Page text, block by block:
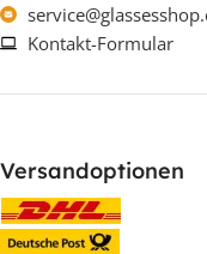
Kontakt-Formular
Versandoptionen